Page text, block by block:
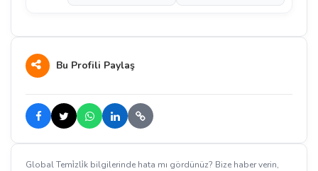
Bu Profili Paylaş
Global Temi̇zli̇k bilgilerinde hata mı gördünüz? Bize haber verin,